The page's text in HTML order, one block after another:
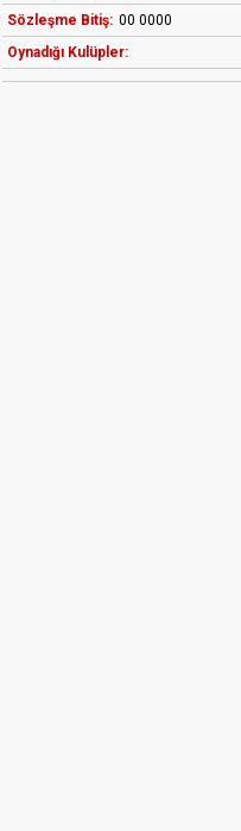
Sözleşme Bitiş: 00 0000
Oynadığı Kulüpler: